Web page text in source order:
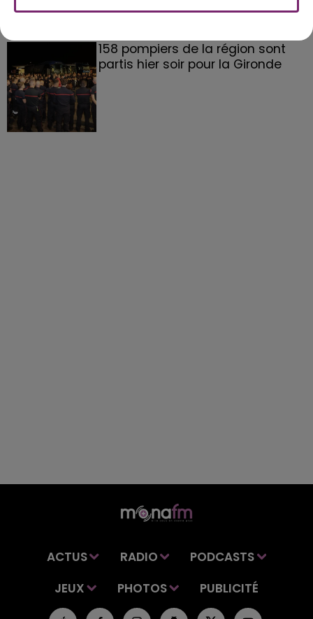
158 pompiers de la région sont
partis hier soir pour la Gironde
ACTUS RADIO
PODCASTS
JEUX
PHOTOS PUBLICITÉ